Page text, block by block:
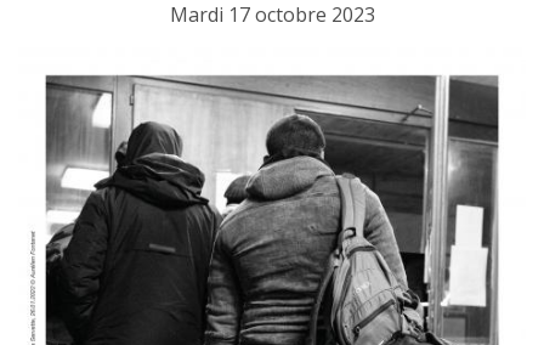
Mardi 17 octobre 2023